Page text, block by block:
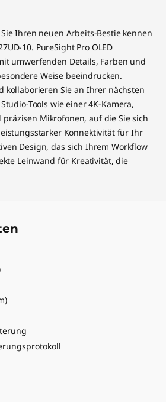
Ihren neuen Arbeits-Bestie kennen
10. PureSight Pro OLED
umwerfenden Details, Farben und
Weise beeindrucken.
kollaborieren Sie an Ihrer nächsten
Tools wie einer 4K-Kamera,
Mikrofonen, auf die Sie sich
Konnektivität für Ihr
Design, das sich Ihrem Workflow
Leinwand für Kreativität, die